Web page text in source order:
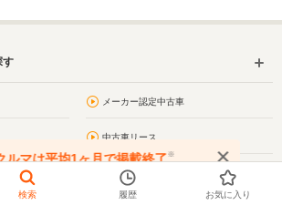
す
メーカー認定中古車
中古車リース
閲覧履歴
ルマは平均1ヶ月で掲載終了※
くなる前にお問い合わせください
検索 履歴 お気に入り